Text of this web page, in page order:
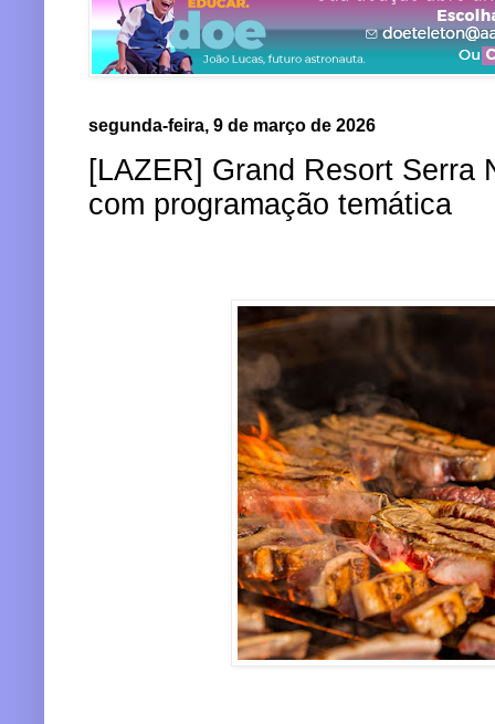
segunda-feira, 9 de março de 2026
[LAZER] Grand Resort Serra
com programação temática